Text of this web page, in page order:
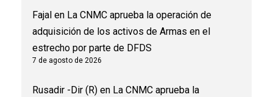
Fajal en La CNMC aprueba la operación de
adquisición de los activos de Armas en el
estrecho por parte de DFDS
7 de agosto de 2026
Rusadir -Dir (R) en La CNMC aprueba la